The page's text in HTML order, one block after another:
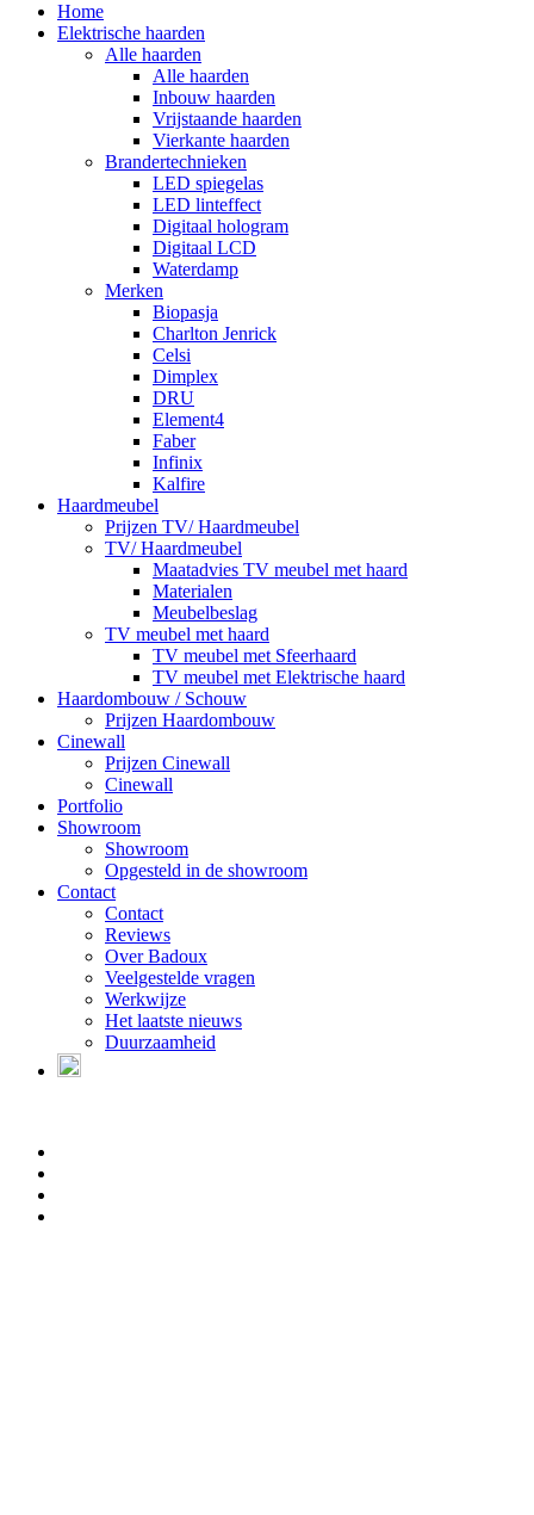
Home
Elektrische haarden
Alle haarden
Alle haarden
Inbouw haarden
Vrijstaande haarden
Vierkante haarden
Brandertechnieken
LED spiegelas
LED linteffect
Digitaal hologram
Digitaal LCD
Waterdamp
Merken
Biopasja
Charlton Jenrick
Celsi
Dimplex
DRU
Element4
Faber
Infinix
Kalfire
Haardmeubel
Prijzen TV/ Haardmeubel
TV/ Haardmeubel
Maatadvies TV meubel met haard
Materialen
Meubelbeslag
TV meubel met haard
TV meubel met Sfeerhaard
TV meubel met Elektrische haard
Haardombouw / Schouw
Prijzen Haardombouw
Cinewall
Prijzen Cinewall
Cinewall
Portfolio
Showroom
Showroom
Opgesteld in de showroom
Contact
Contact
Reviews
Over Badoux
Veelgestelde vragen
Werkwijze
Het laatste nieuws
Duurzaamheid